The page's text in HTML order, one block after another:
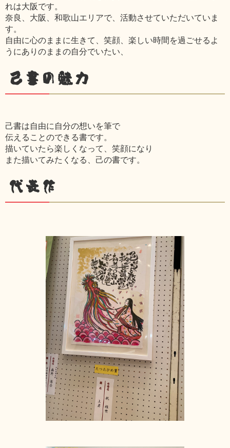
れは大阪です。
奈良、大阪、和歌山エリアで、活動させていただいていま
す。
自由に心のままに生きて、笑顔、楽しい時間を過ごせるよ
うにありのままの自分でいたい、
己書の魅力
己書は自由に自分の想いを筆で
伝えることのできる書です。
描いていたら楽しくなって、笑顔になり
また描いてみたくなる、己の書です。
代表作